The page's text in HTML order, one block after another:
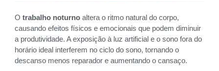
O trabalho noturno altera o ritmo natural do corpo,
causando efeitos físicos e emocionais que podem diminuir
a produtividade. A exposição à luz artificial e o sono fora do
horário ideal interferem no ciclo do sono, tornando o
descanso menos reparador e aumentando o cansaço.